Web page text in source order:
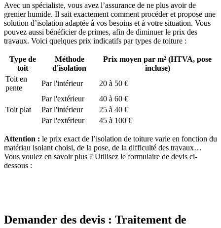
Avec un spécialiste, vous avez l’assurance de ne plus avoir de
grenier humide. Il sait exactement comment procéder et propose une
solution d’isolation adaptée à vos besoins et à votre situation. Vous
pouvez aussi bénéficier de primes, afin de diminuer le prix des
travaux. Voici quelques prix indicatifs par types de toiture :
Type de
toit
Méthode
d'isolation
Prix moyen par m² (HTVA, pose
incluse)
Toit en
pente
Par l'intérieur
20 à 50 €
Par l'extérieur
40 à 60 €
Toit plat
Par l'intérieur
25 à 40 €
Par l'extérieur
45 à 100 €
Attention : le prix exact de l’isolation de toiture varie en fonction du
matériau isolant choisi, de la pose, de la difficulté des travaux…
Vous voulez en savoir plus ? Utilisez le formulaire de devis ci-
dessous :
Demander des devis : Traitement de